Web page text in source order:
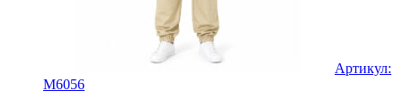
Артикул:
M6056